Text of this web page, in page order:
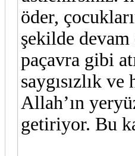
öder,
şekilde devam
paçavra gibi
saygısızlık
Allah’ın
getiriyor. Bu